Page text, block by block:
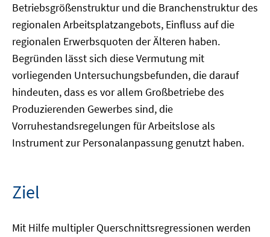
Betriebsgrößenstruktur und die Branchenstruktur des
regionalen Arbeitsplatzangebots, Einfluss auf die
regionalen Erwerbsquoten der Älteren haben.
Begründen lässt sich diese Vermutung mit
vorliegenden Untersuchungsbefunden, die darauf
hindeuten, dass es vor allem Großbetriebe des
Produzierenden Gewerbes sind, die
Vorruhestandsregelungen für Arbeitslose als
Instrument zur Personalanpassung genutzt haben.
Ziel
Mit Hilfe multipler Querschnittsregressionen werden